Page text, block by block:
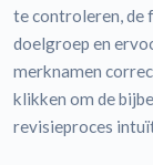
te controleren, de
doelgroep en
merknamen
klikken om de
revisieproces